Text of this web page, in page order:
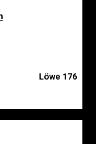
Löwe 176